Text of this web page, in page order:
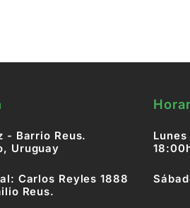
- Barrio Reus.
Uruguay
Carlos Reyles 1888
Reus.